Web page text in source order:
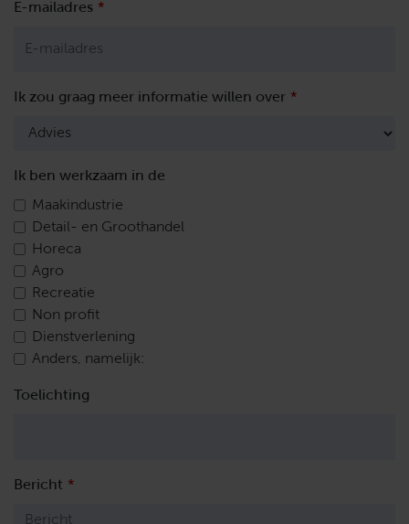
E-mailadres
Ik zou graag meer informatie willen over
Ik ben werkzaam in de
Maakindustrie
Detail- en Groothandel
Horeca
Agro
Recreatie
Non profit
Dienstverlening
Anders, namelijk:
Toelichting
Bericht